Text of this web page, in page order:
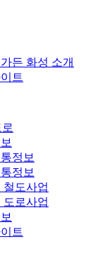
든 화성 소개
트
정보
정보
철도사업
도로사업
트